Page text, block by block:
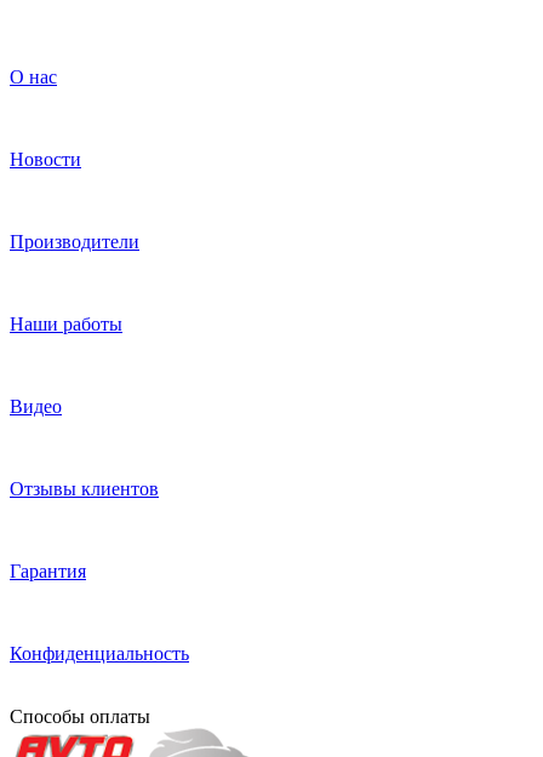
О нас
Новости
Производители
Наши работы
Видео
Отзывы клиентов
Гарантия
Конфиденциальность
Способы оплаты